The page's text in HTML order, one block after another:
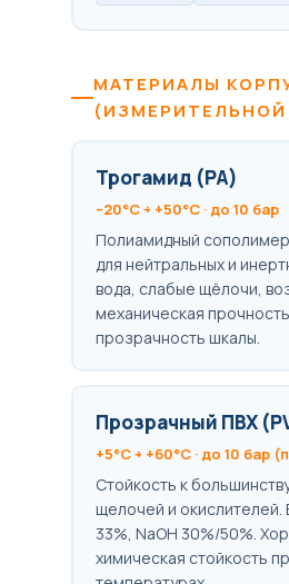
МАТЕРИАЛЫ
(ИЗМЕРИТЕЛЬНОЙ
Трогамид (PA)
–20°C ÷ +50°C · до 10 бар
Полиамидный
для нейтральных и
вода, слабые щёлочи,
механическая
прозрачность шкалы.
Прозрачный ПВХ
+5°C ÷ +60°C · до 10 бар
Стойкость к
щелочей и окислителей.
33%, NaOH 30%/50%.
химическая стойкость